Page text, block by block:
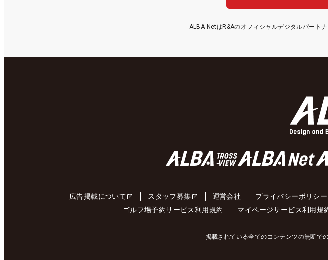
ALBA NetはR&Aのオフィシャルデジタルパート
広告掲載について スタッフ募集 運営会社 プライバシーポリシー
ゴルフ場予約サービス利用規約
マイページサービス利用規
掲載されている全てのコンテンツの無断で